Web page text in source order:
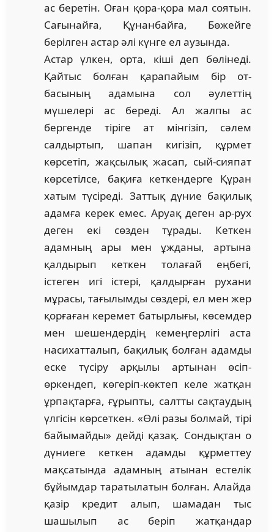
ас беретін. Оған қора-қора мал соятын.
Сағынайға, Құнанбайға, Бөжейге
берілген астар әлі күнге ел аузында.
Астар үлкен, орта, кіші деп бөлінеді.
Қайтыс болған қарапайым бір от­­
басының адамына сол әулеттің
мүшелері ас береді. Ал жалпы ас
бергенде тірі­ге ат мінгізіп, сәлем
салдыртып, шапан кигізіп, құрмет
көрсетіп, жақ­сылық жасап, сый-сияпат
көрсетілсе, бақиға кеткендерге Құран
хатым түсіреді. Заттық дүние бақилық
адамға керек емес. Аруақ деген ар-рух
деген екі сөзден тұрады. Кеткен
адамның ары мен ұжданы, артына
қалдырып кет­кен толағай еңбегі,
істеген игі істері, қалдырған рухани
мұрасы, тағы­лым­ды сөздері, ел мен жер
қорғаған керемет батырлығы, көсемдер
мен ше­шендердің кемеңгерлігі аста
насихатталып, бақилық болған адамды
еске тү­сіру арқылы артынан өсіп-
өркендеп, көгеріп-көктеп келе жатқан
ұр­пақтарға, ғұрыпты, салтты сақтаудың
үлгісін көрсеткен. «Өлі разы болмай, тірі
байымайды» дейді қазақ. Сондықтан о
дүниеге кеткен адамды құрметтеу
мақсатында адамның атынан естелік
бұйымдар таратылатын болған. Алайда
қазір кредит алып, шамадан тыс
шашылып ас беріп жатқандар